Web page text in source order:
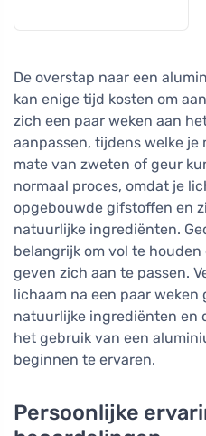
De overstap naar een
kan enige tijd kosten om
zich een paar weken aan
aanpassen, tijdens welke je
mate van zweten of geur
normaal proces, omdat je
opgebouwde gifstoffen en
natuurlijke ingrediënten.
belangrijk om vol te
geven zich aan te passen.
lichaam na een paar weken
natuurlijke ingrediënten en
het gebruik van een
beginnen te ervaren.
Persoonlijke